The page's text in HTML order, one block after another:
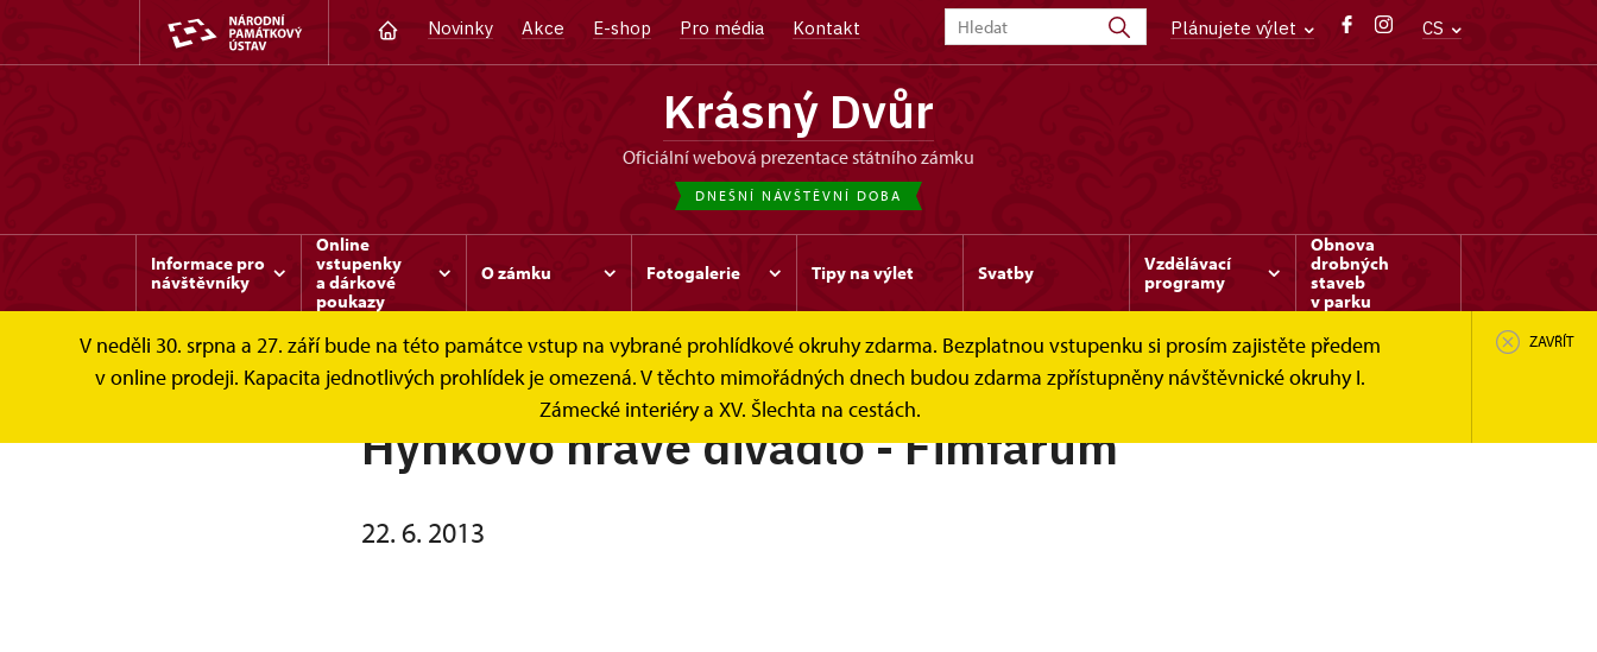
Novinky Akce E-shop Pro média Kontakt Plánujete výlet CS
Krásný Dvůr
oficiální webová prezentace státního zámku
DNEŠNÍ NÁVŠTĚVNÍ DOBA
Informace pro
návštěvníky
Online
vstupenky
a dárkové
poukazy
O zámku Fotogalerie Tipy na výlet Svatby
Vzdělávací
programy
Obnova
drobných
staveb
v parku
V neděli 30. srpna a 27. září bude na této památce vstup na vybrané prohlídkové okruhy zdarma. Bezplatnou vstupenku si prosím zajistěte předem
v online prodeji. Kapacita jednotlivých prohlídek je omezená. V těchto mimořádných dnech budou zdarma zpřístupněny návštěvnické okruhy I.
Zámecké interiéry a XV. Šlechta na cestách.
ZAVŘÍT
Hynkovo hravé divadlo - Fimfárum
22. 6. 2013